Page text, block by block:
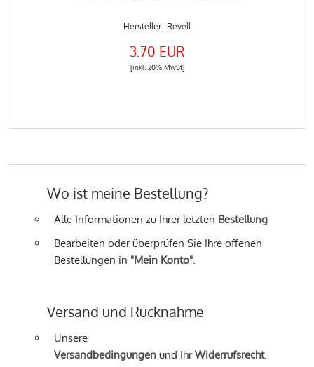
Revell
3.70 EUR
[inkl. 20% MwSt]
Wo ist meine Bestellung?
Alle Informationen zu Ihrer letzten Bestellung
Bearbeiten oder überprüfen Sie Ihre offenen
Bestellungen in "Mein Konto".
Versand und Rücknahme
Unsere
Versandbedingungen und IhrWiderrufsrecht.